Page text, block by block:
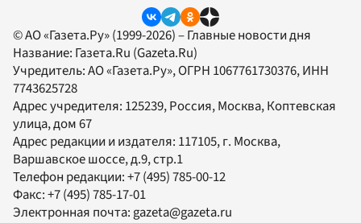
© АО «Газета.Ру» (1999-2026) – Главные новости дня
Название: Газета.Ru (Gazeta.Ru)
Учредитель:АО «Газета.Ру», ОГРН 1067761730376, ИНН
7743625728
Адрес учредителя: 125239, Россия, Москва, Коптевская
улица, дом 67
Адрес редакции и издателя: 117105, г. Москва,
Варшавское шоссе, д.9, стр.1
Телефон редакции:+7 (495) 785-00-12
Факс:+7 (495) 785-17-01
Электронная почта: gazeta@gazeta.ru